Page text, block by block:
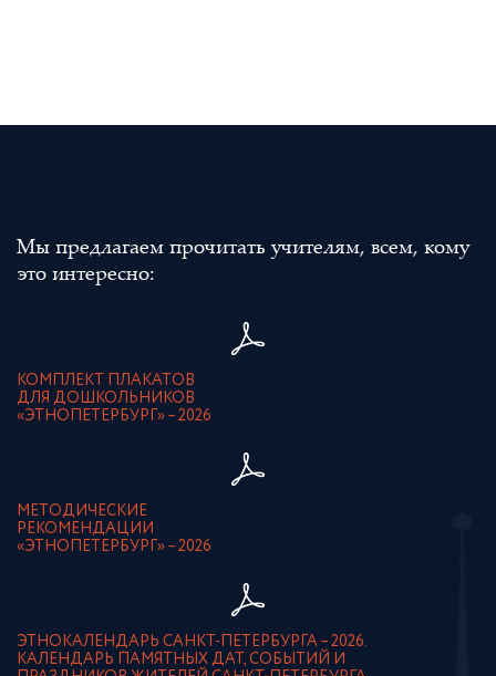
Мы предлагаем прочитать учителям, всем, кому
это интересно:
КОМПЛЕКТ ПЛАКАТОВ
ДЛЯ ДОШКОЛЬНИКОВ
«ЭТНОПЕТЕРБУРГ» – 2026
МЕТОДИЧЕСКИЕ
РЕКОМЕНДАЦИИ
«ЭТНОПЕТЕРБУРГ» – 2026
ЭТНОКАЛЕНДАРЬ САНКТ-ПЕТЕРБУРГА – 2026.
КАЛЕНДАРЬ ПАМЯТНЫХ ДАТ, СОБЫТИЙ И